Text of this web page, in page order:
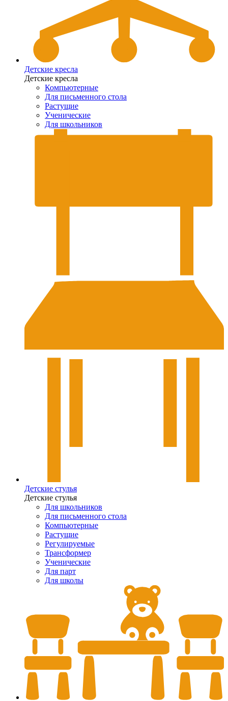
Детские кресла
Детские кресла
Компьютерные
Для письменного стола
Растущие
Ученические
Для школьников
Детские стулья
Детские стулья
Для школьников
Для письменного стола
Компьютерные
Растущие
Регулируемые
Трансформер
Ученические
Для парт
Для школы